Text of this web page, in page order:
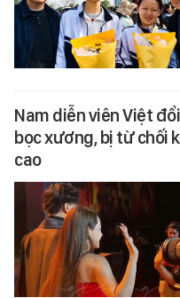
Nam diễn viên Việt
bọc xương, bị từ chối
cao